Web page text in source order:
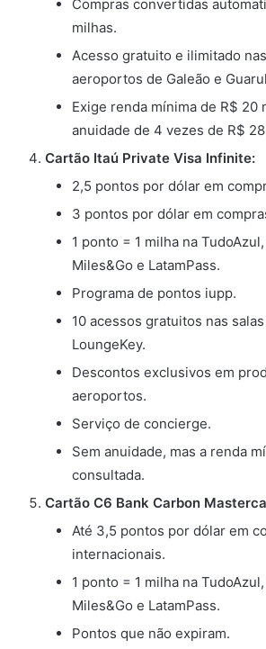
Compras convertidas
milhas.
Acesso gratuito e ilimitado
aeroportos de Galeão e
Exige renda mínima de R$ 20
anuidade de 4 vezes de R$
Cartão Itaú Private Visa Infinite:
2,5 pontos por dólar em
3 pontos por dólar em
1 ponto = 1 milha na
Miles&Go e LatamPass.
Programa de pontos iupp.
10 acessos gratuitos nas
LoungeKey.
Descontos exclusivos em
aeroportos.
Serviço de concierge.
Sem anuidade, mas a renda
consultada.
Cartão C6 Bank Carbon
Até 3,5 pontos por dólar em
internacionais.
1 ponto = 1 milha na
Miles&Go e LatamPass.
Pontos que não expiram.